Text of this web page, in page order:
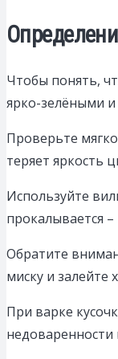
Чтобы понять,
ярко-зелёными
Проверьте
теряет яркость
Используйте
прокалывается
Обратите
миску и залейте
При варке
недоваренности